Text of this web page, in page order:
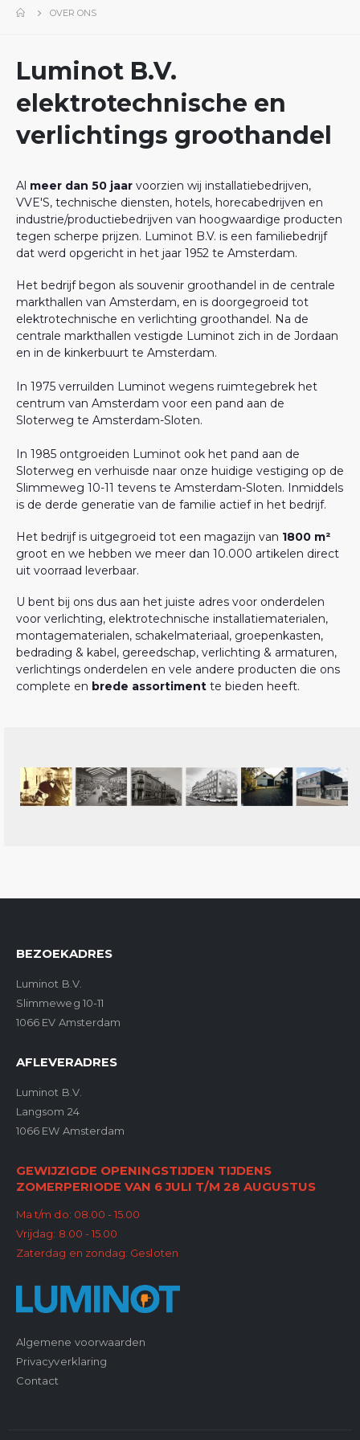
OVER ONS
Luminot B.V.
elektrotechnische en
verlichtings groothandel
Al meer dan 50 jaar voorzien wij installatiebedrijven,
VVE'S, technische diensten, hotels, horecabedrijven en
industrie/productiebedrijven van hoogwaardige producten
tegen scherpe prijzen. Luminot B.V. is een familiebedrijf
dat werd opgericht in het jaar 1952 te Amsterdam.
Het bedrijf begon als souvenir groothandel in de centrale
markthallen van Amsterdam, en is doorgegroeid tot
elektrotechnische en verlichting groothandel. Na de
centrale markthallen vestigde Luminot zich in de Jordaan
en in de kinkerbuurt te Amsterdam.
In 1975 verruilden Luminot wegens ruimtegebrek het
centrum van Amsterdam voor een pand aan de
Sloterweg te Amsterdam-Sloten.
In 1985 ontgroeiden Luminot ook het pand aan de
Sloterweg en verhuisde naar onze huidige vestiging op de
Slimmeweg 10-11 tevens te Amsterdam-Sloten. Inmiddels
is de derde generatie van de familie actief in het bedrijf.
Het bedrijf is uitgegroeid tot een magazijn van 1800 m²
groot en we hebben we meer dan 10.000 artikelen direct
uit voorraad leverbaar.
U bent bij ons dus aan het juiste adres voor onderdelen
voor verlichting, elektrotechnische installatiematerialen,
montagematerialen, schakelmateriaal, groepenkasten,
bedrading & kabel, gereedschap, verlichting & armaturen,
verlichtings onderdelen en vele andere producten die ons
complete en brede assortiment te bieden heeft.
BEZOEKADRES
Luminot B.V.
Slimmeweg 10-11
1066 EV Amsterdam
AFLEVERADRES
Luminot B.V.
Langsom 24
1066 EW Amsterdam
GEWIJZIGDE OPENINGSTIJDEN TIJDENS
ZOMERPERIODE VAN 6 JULI T/M 28 AUGUSTUS
Ma t/m do: 08.00 - 15.00
Vrijdag: 8.00 - 15.00
Zaterdag en zondag: Gesloten
Algemene voorwaarden
Privacyverklaring
Contact